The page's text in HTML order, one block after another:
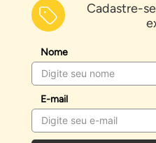
Cadastre-
Nome
E-mail